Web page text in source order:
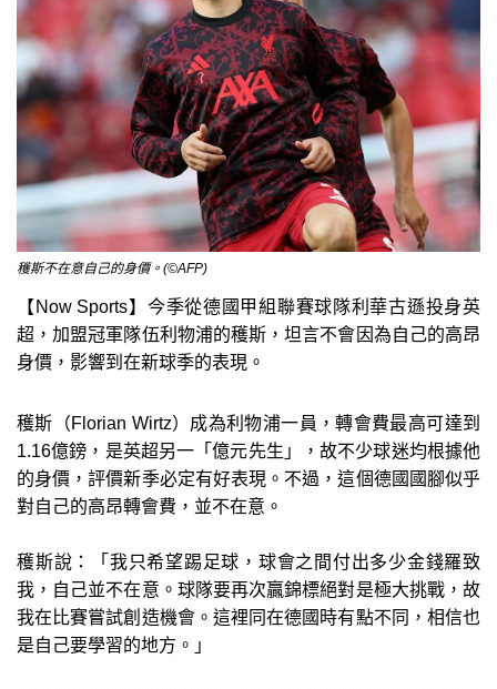
穫斯不在意自己的身價。(©AFP)
【Now Sports】今季從德國甲組聯賽球隊利華古遜投身英
超，加盟冠軍隊伍利物浦的穫斯，坦言不會因為自己的高昂
身價，影響到在新球季的表現。
穫斯（Florian Wirtz）成為利物浦一員，轉會費最高可達到
1.16億鎊，是英超另一「億元先生」，故不少球迷均根據他
的身價，評價新季必定有好表現。不過，這個德國國腳似乎
對自己的高昂轉會費，並不在意。
穫斯說：「我只希望踢足球，球會之間付出多少金錢羅致
我，自己並不在意。球隊要再次贏錦標絕對是極大挑戰，故
我在比賽嘗試創造機會。這裡同在德國時有點不同，相信也
是自己要學習的地方。」